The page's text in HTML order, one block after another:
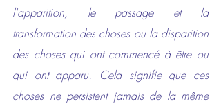
l'apparition, le passage et la
transformation des choses ou la disparition
des choses qui ont commencé à être ou
qui ont apparu. Cela signifie que ces
choses ne persistent jamais de la même